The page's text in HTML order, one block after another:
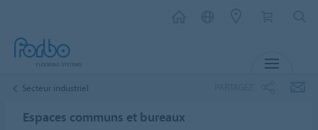
Secteur industriel
Espaces communs et bureaux